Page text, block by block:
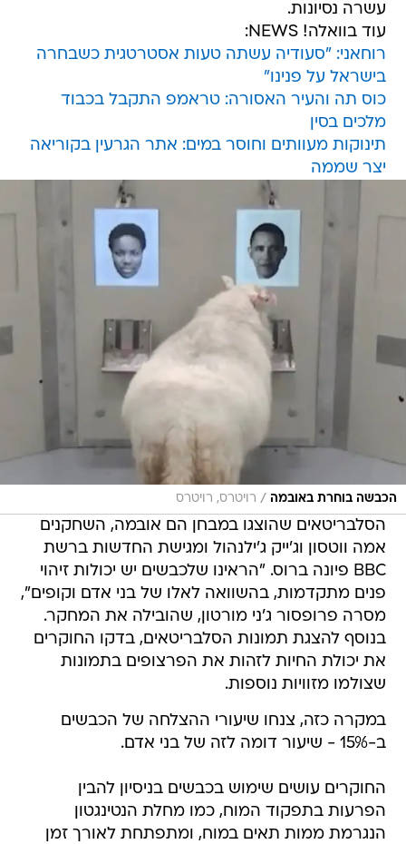
עשרה נסיונות.
עוד בוואלה! NEWS:
רוחאני: "סעודיה עשתה טעות אסטרטגית כשבחרה
בישראל על פנינו"
כוס תה והעיר האסורה: טראמפ התקבל בכבוד
מלכים בסין
תינוקות מעוותים וחוסר במים: אתר הגרעין בקוריאה
יצר שממה
הכבשה בוחרת באובמה / רויטרס, רויטרס
הסלבריטאים שהוצגו במבחן הם אובמה, השחקנים
אמה ווטסון וג'ייק ג'ילנהול ומגישת החדשות ברשת
BBC פיונה ברוס. "הראינו שלכבשים יש יכולות זיהוי
פנים מתקדמות, בהשוואה לאלו של בני אדם וקופים",
מסרה פרופסור ג'ני מורטון, שהובילה את המחקר.
בנוסף להצגת תמונות הסלבריטאים, בדקו החוקרים
את יכולת החיות לזהות את הפרצופים בתמונות
שצולמו מזוויות נוספות.
במקרה כזה, צנחו שיעורי ההצלחה של הכבשים
ב-15% - שיעור דומה לזה של בני אדם.
החוקרים עושים שימוש בכבשים בניסיון להבין
הפרעות בתפקוד המוח, כמו מחלת הנטינגטון
הנגרמת ממות תאים במוח, ומתפתחת לאורך זמן